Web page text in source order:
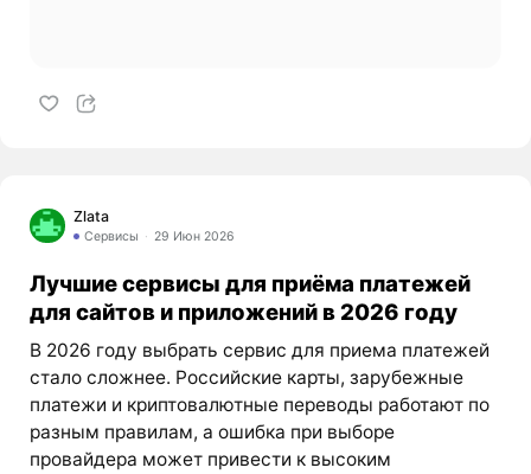
Zlata
Сервисы 29 Июн 2026
Лучшие сервисы для приёма платежей
для сайтов и приложений в 2026 году
В 2026 году выбрать сервис для приема платежей
стало сложнее. Российские карты, зарубежные
платежи и криптовалютные переводы работают по
разным правилам, а ошибка при выборе
провайдера может привести к высоким